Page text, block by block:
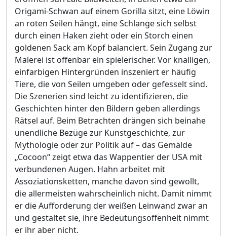
Origami-Schwan auf einem Gorilla sitzt, eine Löwin
an roten Seilen hängt, eine Schlange sich selbst
durch einen Haken zieht oder ein Storch einen
goldenen Sack am Kopf balanciert. Sein Zugang zur
Malerei ist offenbar ein spielerischer. Vor knalligen,
einfarbigen Hintergründen inszeniert er häufig
Tiere, die von Seilen umgeben oder gefesselt sind.
Die Szenerien sind leicht zu identifizieren, die
Geschichten hinter den Bildern geben allerdings
Rätsel auf. Beim Betrachten drängen sich beinahe
unendliche Bezüge zur Kunstgeschichte, zur
Mythologie oder zur Politik auf – das Gemälde
„Cocoon“ zeigt etwa das Wappentier der USA mit
verbundenen Augen. Hahn arbeitet mit
Assoziationsketten, manche davon sind gewollt,
die allermeisten wahrscheinlich nicht. Damit nimmt
er die Aufforderung der weißen Leinwand zwar an
und gestaltet sie, ihre Bedeutungsoffenheit nimmt
er ihr aber nicht.